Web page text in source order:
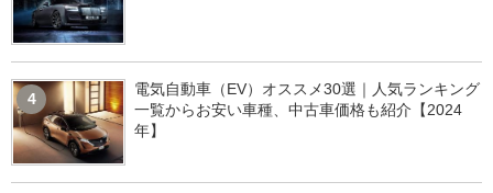
4
電気自動車（EV）オススメ30選｜人気ランキング
一覧からお安い車種、中古車価格も紹介【2024
年】